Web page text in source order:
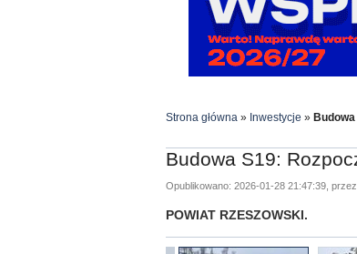
Strona główna » Inwestycje »
Budowa S19:
Opublikowano: 2026-01-28 21:47:39,
POWIAT RZESZOWSKI.